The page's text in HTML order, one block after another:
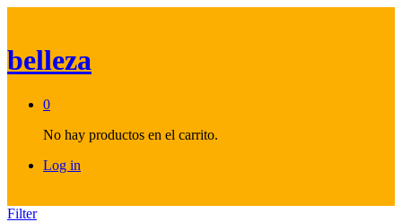
belleza
0
No hay productos en el carrito.
Log in
Filter